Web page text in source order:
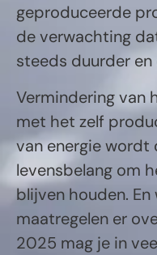
geproduceerde
de verwachting
steeds duurder en
Vermindering van
met het zelf
van energie wordt
levensbelang om
blijven houden. En
maatregelen er
2025 mag je in